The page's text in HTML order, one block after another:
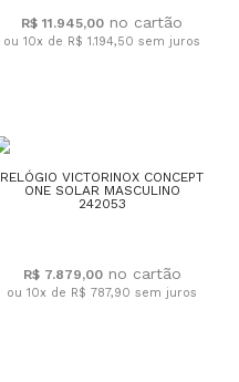
R$ 11.945,00
ou 10x de R$ 1.194,50 sem juros
RELÓGIO VICTORINOX CONCEPT
ONE SOLAR MASCULINO
242053
R$ 7.879,00
ou 10x de R$ 787,90 sem juros